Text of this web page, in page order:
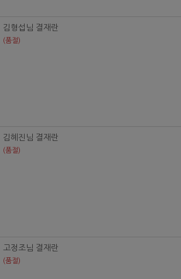
김형섭님 결재란
(품절)
김혜진님 결재란
(품절)
고정조님 결재란
(품절)